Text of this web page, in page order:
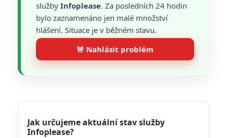
služby Infoplease. Za posledních 24 hodin
bylo zaznamenáno jen malé množství
hlášení. Situace je v běžném stavu.
🚨 Nahlásit problém
Jak určujeme aktuální stav služby
Infoplease?